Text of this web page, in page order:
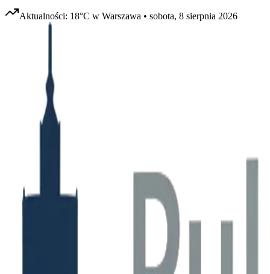
Aktualności: 18°C w Warszawa • sobota, 8 sierpnia 2026